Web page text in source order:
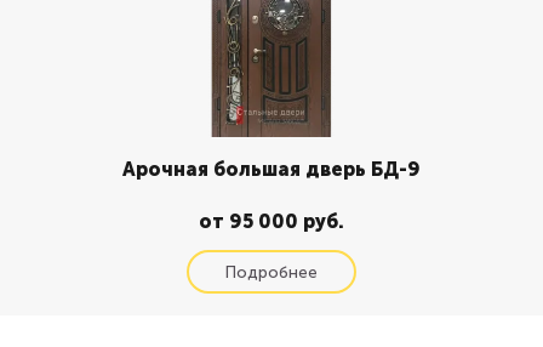
Арочная большая дверь БД-9
от 95 000 руб.